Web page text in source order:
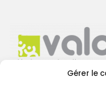
Gérer le